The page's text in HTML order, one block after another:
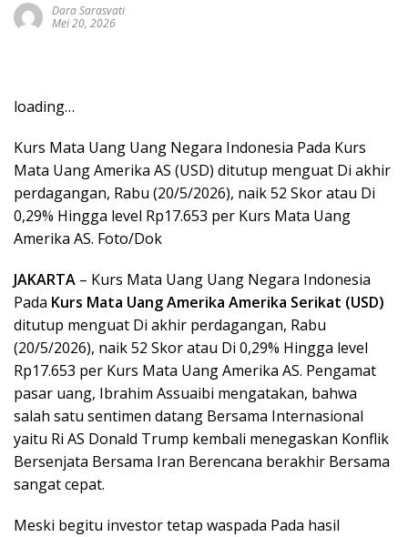
Dara Sarasvati
Mei 20, 2026
loading…
Kurs Mata Uang Uang Negara Indonesia Pada Kurs
Mata Uang Amerika AS (USD) ditutup menguat Di akhir
perdagangan, Rabu (20/5/2026), naik 52 Skor atau Di
0,29% Hingga level Rp17.653 per Kurs Mata Uang
Amerika AS. Foto/Dok
JAKARTA – Kurs Mata Uang Uang Negara Indonesia
Pada Kurs Mata Uang Amerika Amerika Serikat (USD)
ditutup menguat Di akhir perdagangan, Rabu
(20/5/2026), naik 52 Skor atau Di 0,29% Hingga level
Rp17.653 per Kurs Mata Uang Amerika AS. Pengamat
pasar uang, Ibrahim Assuaibi mengatakan, bahwa
salah satu sentimen datang Bersama Internasional
yaitu Ri AS Donald Trump kembali menegaskan Konflik
Bersenjata Bersama Iran Berencana berakhir Bersama
sangat cepat.
Meski begitu investor tetap waspada Pada hasil